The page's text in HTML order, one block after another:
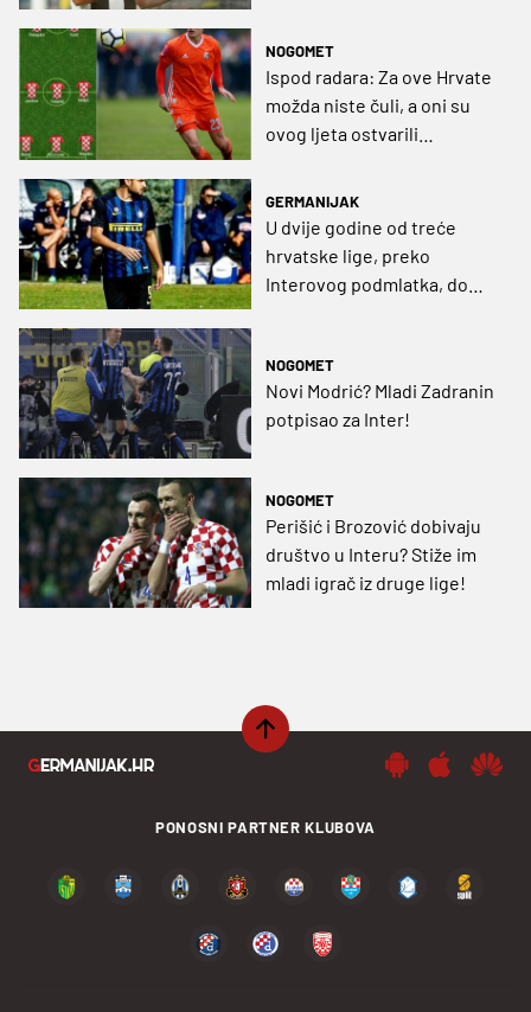
NOGOMET
Ispod radara: Za ove Hrvate
možda niste čuli, a oni su
ovog ljeta ostvarili
GERMANIJAK
U dvije godine od treće
hrvatske lige, preko
Interovog podmlatka, do
NOGOMET
Novi Modrić? Mladi Zadranin
potpisao za Inter!
NOGOMET
Perišić i Brozović dobivaju
društvo u Interu? Stiže im
mladi igrač iz druge lige!
PONOSNI PARTNER KLUBOVA